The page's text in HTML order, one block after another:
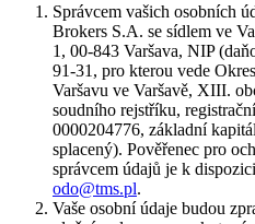
Správcem vašich osobních
Brokers S.A. se sídlem ve
1, 00-843 Varšava, NIP
91-31, pro kterou vede
Varšavu ve Varšavě, XIII.
soudního rejstříku,
0000204776, základní
splacený). Pověřenec pro
správcem údajů je k
odo@tms.pl.
Vaše osobní údaje budou